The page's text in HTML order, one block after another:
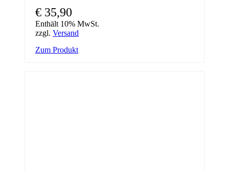
€ 35,90
Enthält 10% MwSt.
zzgl. Versand
Zum Produkt